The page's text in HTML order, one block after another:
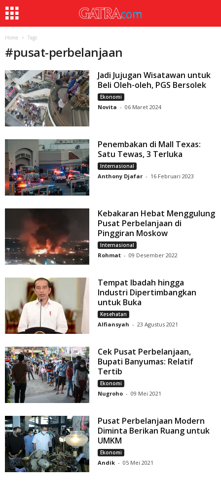
Home Tags
#pusat-perbelanjaan
Jadi Jujugan Wisatawan untuk
Beli Oleh-oleh, PGS Bersolek
Ekonomi
Novita - 06 Maret 2024
Penembakan di Mall Texas:
Satu Tewas, 3 Terluka
Internasional
Anthony Djafar - 16 Februari 2023
Kebakaran Hebat Menggulung
Pusat Perbelanjaan di
Pinggiran Moskow
Internasional
Rohmat - 09 Desember 2022
Tempat Ibadah hingga
Industri Dipertimbangkan
untuk Buka
Kesehatan
Alfiansyah - 23 Agustus 2021
Cek Pusat Perbelanjaan,
Bupati Banyumas: Relatif
Tertib
Ekonomi
Nugroho - 09 Mei 2021
Pusat Perbelanjaan Modern
Diminta Berikan Ruang untuk
UMKM
Ekonomi
Andik - 05 Mei 2021